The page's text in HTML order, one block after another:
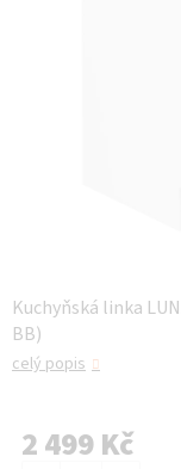
Kuchyňská linka
BB)
celý popis
2 499 Kč